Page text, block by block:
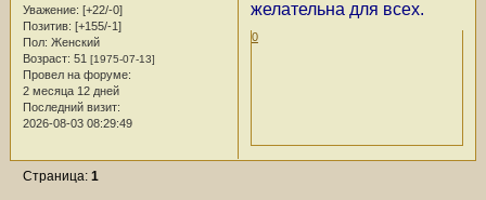
Уважение: [+22/-0]
Позитив: [+155/-1]
Пол: Женский
Возраст: 51 [1975-07-13]
Провел на форуме:
2 месяца 12 дней
Последний визит:
2026-08-03 08:29:49
желательна для всех.
0
Страница:1